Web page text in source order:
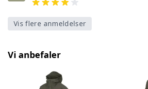
Vis flere anmeldelser
Vi anbefaler